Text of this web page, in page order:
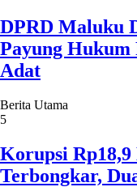
DPRD Maluku
Payung Hukum
Adat
Berita Utama
5
Korupsi
Terbongkar,